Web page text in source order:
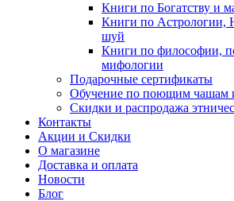
Книги по Богатству и
Книги по Астрологии,
шуй
Книги по философии,
мифологии
Подарочные сертификаты
Обучение по поющим чашам
Скидки и распродажа
Контакты
Акции и Скидки
О магазине
Доставка и оплата
Новости
Блог